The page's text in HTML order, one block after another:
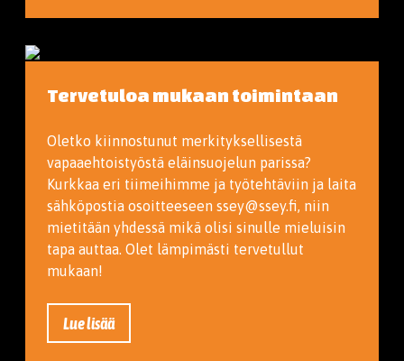
Tervetuloa mukaan toimintaan
Oletko kiinnostunut merkityksellisestä
vapaaehtoistyöstä eläinsuojelun parissa?
Kurkkaa eri tiimeihimme ja työtehtäviin ja laita
sähköpostia osoitteeseen ssey@ssey.fi, niin
mietitään yhdessä mikä olisi sinulle mieluisin
tapa auttaa. Olet lämpimästi tervetullut
mukaan!
Lue lisää